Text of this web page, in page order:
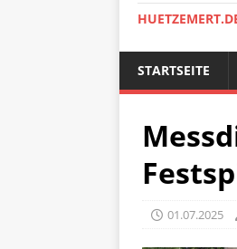
STARTSEITE
01.07.2025